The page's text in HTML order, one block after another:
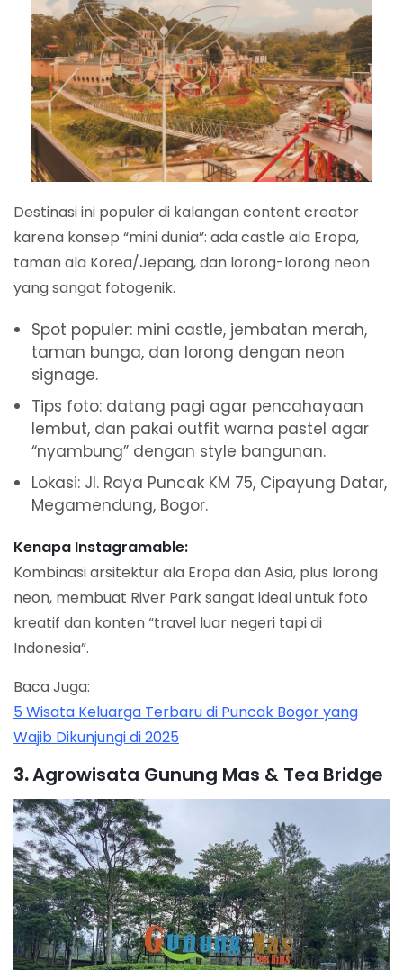
Destinasi ini populer di kalangan content creator
karena konsep “mini dunia”: ada castle ala Eropa,
taman ala Korea/Jepang, dan lorong-lorong neon
yang sangat fotogenik.
Spot populer: mini castle, jembatan merah,
taman bunga, dan lorong dengan neon
signage.
Tips foto: datang pagi agar pencahayaan
lembut, dan pakai outfit warna pastel agar
“nyambung” dengan style bangunan.
Lokasi: Jl. Raya Puncak KM 75, Cipayung Datar,
Megamendung, Bogor.
Kenapa Instagramable:
Kombinasi arsitektur ala Eropa dan Asia, plus lorong
neon, membuat River Park sangat ideal untuk foto
kreatif dan konten “travel luar negeri tapi di
Indonesia”.
Baca Juga:
5 Wisata Keluarga Terbaru di Puncak Bogor yang
Wajib Dikunjungi di 2025
3.Agrowisata Gunung Mas & Tea Bridge